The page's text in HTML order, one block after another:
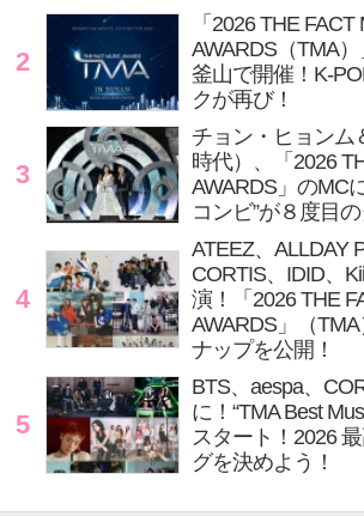
2
「2026 THE FACT
AWARDS（TMA
釜山で開催！K-
クが再び！
3
チョン・ヒョンム
時代）、「2026
AWARDS」のMC
コンビ”が８度目の
4
ATEEZ、ALLDAY
CORTIS、IDID、
演！「2026 THE
AWARDS」（
ナップを公開！
5
BTS、aespa、
に！“TMA Best
スタート！2026
グを決めよう！